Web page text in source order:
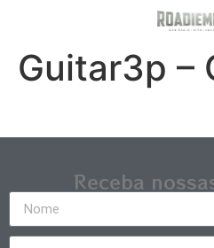
Guitar3p –
Receba